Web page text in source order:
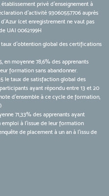
privé d’enseignement à
d’activité 93060557706 auprès
(cet enregistrement ne vaut pas
UAI 0062199H
taux d'obtention global des certifications
en moyenne 78,6% des apprenants
formation sans abandonner.
le taux de satisfaction global des
ayant répondu entre 13 et 20
d’ensemble à ce cycle de formation,
71,33% des apprenants ayant
à l'issue de leur formation
de placement à un an à l'issu de